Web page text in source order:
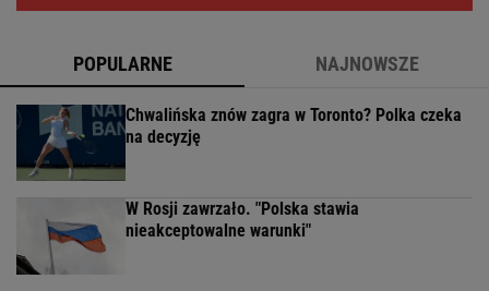
POPULARNE NAJNOWSZE
Chwalińska znów zagra w Toronto? Polka czeka
na decyzję
W Rosji zawrzało. "Polska stawia
nieakceptowalne warunki"